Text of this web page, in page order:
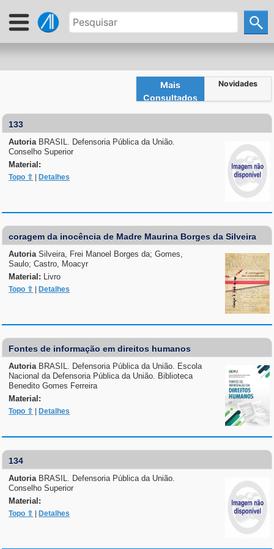
Mais
Consultados
Novidades
133
Autoria BRASIL. Defensoria Pública da União.
Conselho Superior
Material:
Topo ⇧ Detalhes
coragem da inocência de Madre Maurina Borges da Silveira
AutoriaSilveira, Frei Manoel Borges da; Gomes,
Saulo; Castro, Moacyr
Material:
Livro
Topo ⇧ Detalhes
Fontes de informação em direitos humanos
Autoria BRASIL. Defensoria Pública da União. Escola
Nacional da Defensoria Pública da União. Biblioteca
Benedito Gomes Ferreira
Material:
Topo ⇧ Detalhes
134
Autoria BRASIL. Defensoria Pública da União.
Conselho Superior
Material:
Topo ⇧ Detalhes